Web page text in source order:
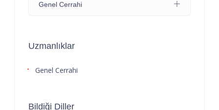
Genel Cerrahi
Uzmanlıklar
Genel Cerrahi
Bildiği Diller